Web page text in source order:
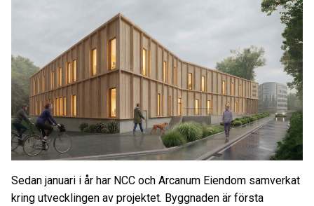
Sedan januari i år har NCC och Arcanum Eiendom samverkat
kring utvecklingen av projektet. Byggnaden är första